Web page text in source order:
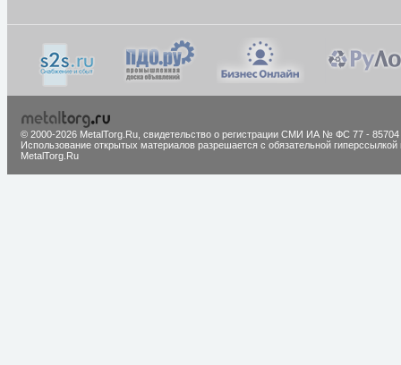
© 2000-2026 MetalTorg.Ru, cвидетельство о регистрации СМИ ИА № ФС 77 - 85704
Использование открытых материалов разрешается с обязательной гиперссылкой
MetalTorg.Ru